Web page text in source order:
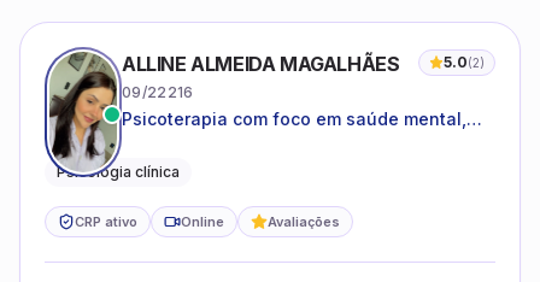
ALLINE ALMEIDA MAGALHÃES 5.0(2)
09/22216
Psicoterapia com foco em saúde mental,
adolescentes e adultos.
Psicologia clínica
CRP ativo Online Avaliações